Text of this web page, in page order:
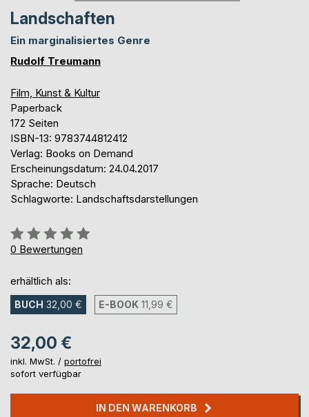
Landschaften
Ein marginalisiertes Genre
Rudolf Treumann
Film, Kunst & Kultur
Paperback
172 Seiten
ISBN-13: 9783744812412
Verlag: Books on Demand
Erscheinungsdatum: 24.04.2017
Sprache: Deutsch
Schlagworte: Landschaftsdarstellungen
Bewertung::
0%
0 Bewertungen
erhältlich als:
BUCH 32,00 € E-BOOK 11,99 €
32,00 €
inkl. MwSt. / portofrei
sofort verfügbar
IN DEN WARENKORB